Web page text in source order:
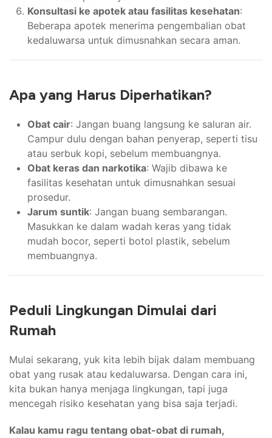
Konsultasi ke apotek atau fasilitas kesehatan:
Beberapa apotek menerima pengembalian obat
kedaluwarsa untuk dimusnahkan secara aman.
Apa yang Harus Diperhatikan?
Obat cair: Jangan buang langsung ke saluran air.
Campur dulu dengan bahan penyerap, seperti tisu
atau serbuk kopi, sebelum membuangnya.
Obat keras dan narkotika: Wajib dibawa ke
fasilitas kesehatan untuk dimusnahkan sesuai
prosedur.
Jarum suntik: Jangan buang sembarangan.
Masukkan ke dalam wadah keras yang tidak
mudah bocor, seperti botol plastik, sebelum
membuangnya.
Peduli Lingkungan Dimulai dari
Rumah
Mulai sekarang, yuk kita lebih bijak dalam membuang
obat yang rusak atau kedaluwarsa. Dengan cara ini,
kita bukan hanya menjaga lingkungan, tapi juga
mencegah risiko kesehatan yang bisa saja terjadi.
Kalau kamu ragu tentang obat-obat di rumah,